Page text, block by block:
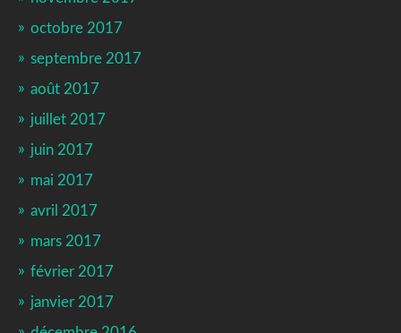
octobre 2017
septembre 2017
août 2017
juillet 2017
juin 2017
mai 2017
avril 2017
mars 2017
février 2017
janvier 2017